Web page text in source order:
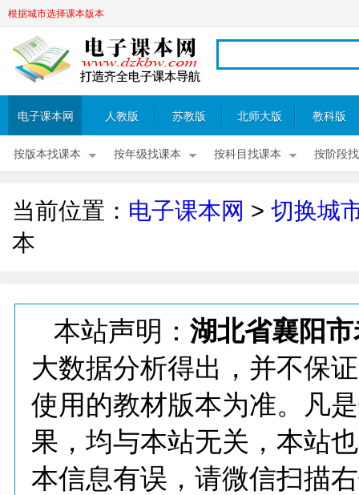
根据城市选择课本版本
电子课本网 人教版 苏教版 北师大版 教科版
按版本找课本 按年级找课本 按科目找课本 按阶段
当前位置： 电子课本网 > 切换城
本
本站声明： 湖北省襄阳
大数据分析得出，并不保
使用的教材版本为准。凡
果，均与本站无关，本站
本信息有误，请微信扫描